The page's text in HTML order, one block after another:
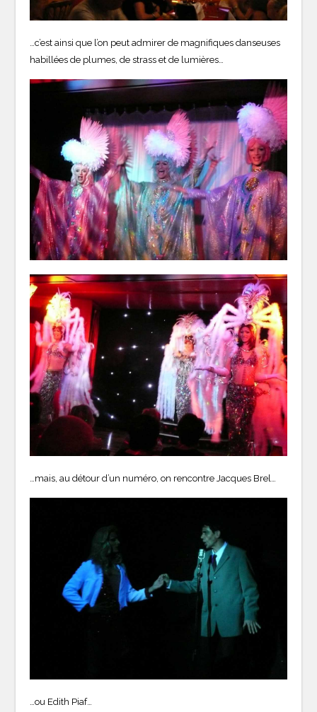
…c’est ainsi que l’on peut admirer de magnifiques danseuses
habillées de plumes, de strass et de lumières…
…mais, au détour d’un numéro, on rencontre Jacques Brel…
…ou Edith Piaf…